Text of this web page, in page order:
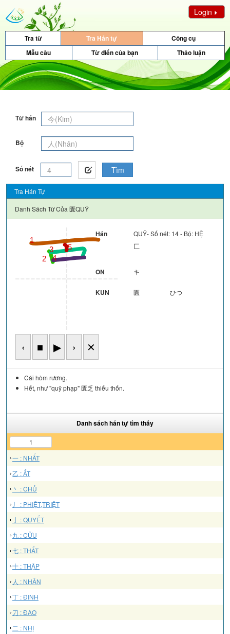
Login
Tra từ Tra Hán tự
Công cụ
Mẫu câu
Từ điển của bạn Thảo luận
Từ hán
Bộ
Số nét Tìm
Tra Hán Tự
Danh Sách Từ Của 匱QUỸ
1
2
3
4
5
‹ ■ ▶ › ✕
Hán
QUỸ- Số nét: 14 - Bộ: HỆ
匚
ON キ
KUN 匱 ひつ
Cái hòm rương.
Hết, như "quỹ phạp" 匱乏 thiếu thốn.
Danh sách hán tự tìm thấy
1
一 : NHẤT
乙 : ẤT
丶 : CHỦ
丿 : PHIỆT,TRIỆT
亅 : QUYẾT
九 : CỬU
七 : THẤT
十 : THẬP
人 : NHÂN
丁 : ĐINH
刀 : ĐAO
二 : NHỊ